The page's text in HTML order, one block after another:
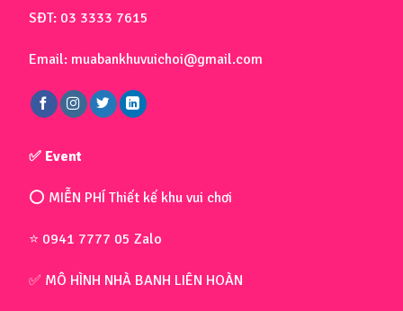
SĐT: 03 3333 7615
Email: muabankhuvuichoi@gmail.com
✅ Event
⭕ MIỄN PHÍ Thiết kế khu vui chơi
⭐ 0941 7777 05 Zalo
✅ MÔ HÌNH NHÀ BANH LIÊN HOÀN